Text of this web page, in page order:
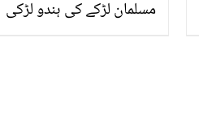
مسلمان لڑکے کی ہندو لڑکی